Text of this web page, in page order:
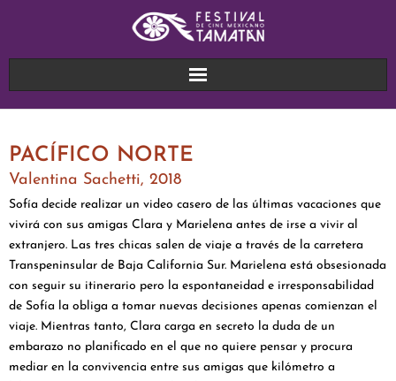
PACÍFICO NORTE
Valentina Sachetti, 2018
Sofía decide realizar un video casero de las últimas vacaciones que
vivirá con sus amigas Clara y Marielena antes de irse a vivir al
extranjero. Las tres chicas salen de viaje a través de la carretera
Transpeninsular de Baja California Sur. Marielena está obsesionada
con seguir su itinerario pero la espontaneidad e irresponsabilidad
de Sofía la obliga a tomar nuevas decisiones apenas comienzan el
viaje. Mientras tanto, Clara carga en secreto la duda de un
embarazo no planificado en el que no quiere pensar y procura
mediar en la convivencia entre sus amigas que kilómetro a